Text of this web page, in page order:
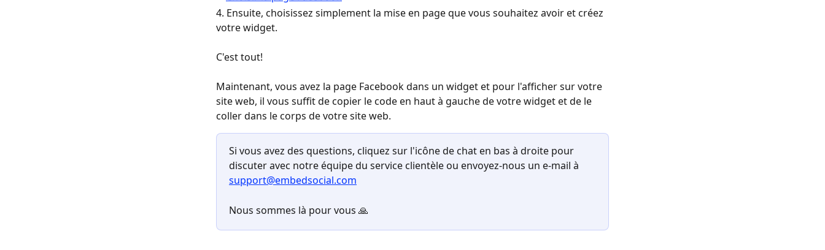
4. Ensuite, choisissez simplement la mise en page que vous souhaitez avoir et créez
votre widget.
C'est tout!
Maintenant, vous avez la page Facebook dans un widget et pour l'afficher sur votre
site web, il vous suffit de copier le code en haut à gauche de votre widget et de le
coller dans le corps de votre site web.
Si vous avez des questions, cliquez sur l'icône de chat en bas à droite pour
discuter avec notre équipe du service clientèle ou envoyez-nous un e-mail à
support@embedsocial.com
Nous sommes là pour vous 🙏